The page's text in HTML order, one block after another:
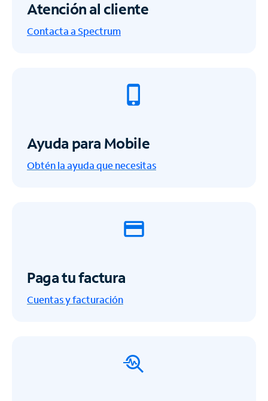
Atención al cliente
Contacta a Spectrum
Ayuda para Mobile
Obtén la ayuda que necesitas
Paga tu factura
Cuentas y facturación